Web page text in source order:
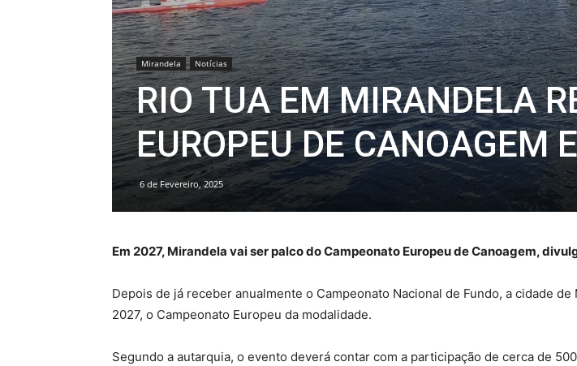
Mirandela Notícias
RIO TUA EM MIRANDELA
EUROPEU DE CANOAGEM
6 de Fevereiro, 2025
Em 2027, Mirandela vai ser palco do Campeonato Europeu de Canoagem,
Depois de já receber anualmente o Campeonato Nacional de Fundo, a cidade
2027, o Campeonato Europeu da modalidade.
Segundo a autarquia, o evento deverá contar com a participação de cerca de